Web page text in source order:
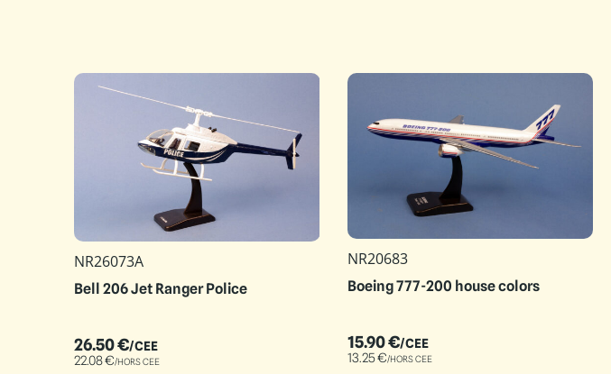
NR26073A
Bell 206 Jet Ranger Police
26.50€/CEE
22.08€/HORS CEE
NR20683
Boeing 777-200 house colors
15.90€/CEE
13.25€/HORS CEE